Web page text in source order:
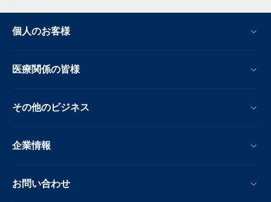
個人のお客様
医療関係の皆様
その他のビジネス
企業情報
お問い合わせ